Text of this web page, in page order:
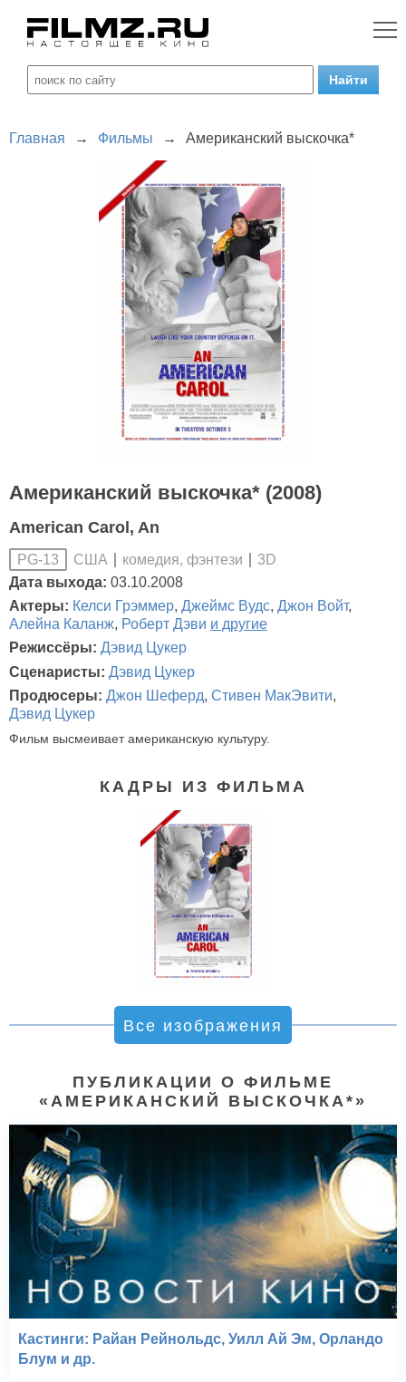
Главная → Фильмы → Американский выскочка*
Американский выскочка* (2008)
American Carol, An
PG-13 США комедия, фэнтези
3D
Дата выхода: 03.10.2008
Актеры: Келси Грэммер, Джеймс Вудс, Джон Войт,
Алейна Каланж, Роберт Дэви и другие
Режиссёры: Дэвид Цукер
Сценаристы: Дэвид Цукер
Продюсеры: Джон Шеферд, Стивен МакЭвити,
Дэвид Цукер
Фильм высмеивает американскую культуру.
КАДРЫ ИЗ ФИЛЬМА
Все изображения
ПУБЛИКАЦИИ О ФИЛЬМЕ
«АМЕРИКАНСКИЙ ВЫСКОЧКА*»
Кастинги: Райан Рейнольдс, Уилл Ай Эм, Орландо
Блум и др.